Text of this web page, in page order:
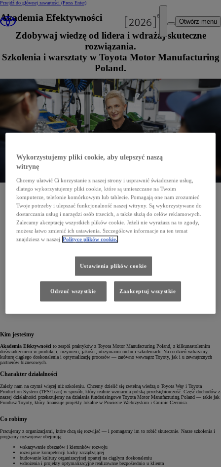
Przejdź do głównej zawartości (Press Enter)
Otwórz menu
Akademia Efektywności
Zdobywaj wiedzę od lidera i wdrażaj skuteczne
rozwiązania.
Szkolenia i warsztaty w Toyota Motor Manufacturing
Poland.
Kim jesteśmy
Akademia Efektywności to zespół praktyków z Toyota Motor Manufacturing Poland, z kilkunastoletnim
doświadczeniem w produkcji, inżynierii, jakości, utrzymaniu ruchu i szkoleniach. Na co dzień wdrażamy
kulturę ciągłego doskonalenia i optymalizację procesów — zarówno wewnątrz Toyoty, jak i u zewnętrznych
partnerów biznesowych.
Charakter działalności
Zależy nam na czymś więcej niż szkoleniu. Chcemy dzielić się rzetelną wiedzą o Toyota Way i Toyota
Production System (TPS/Lean) w sposób, który realnie wzmacnia polską przedsiębiorczość. Część dochodów z
naszej działalności przekazujemy na działania fundraisingowe Toyota Motor Manufacturing Poland — takie jak
Fundusz Toyoty, który finansuje projekty lokalne w Powiecie Wałbrzyskim i Gminie Czernica.
Co robimy
Pracujemy z organizacjami, które chcą się rozwijać — i pomagamy im to robić skutecznie. Nasze szkolenia i
programy rozwojowe obejmują:
wskazywanie obszarów i kierunków rozwoju
rozwijanie kompetencji kadry zarządzającej
budowanie kultury organizacyjnej opartej na ciągłym doskonaleniu
wdrożenia i projekty optymalizacyjne realizowane bezpośrednio u klienta
Wykorzystujemy pliki cookie, aby ulepszyć naszą
witrynę
Chcemy ułatwić Ci korzystanie z naszej strony i usprawnić świadczenie usług,
dlatego wykorzystujemy pliki cookie, które są umieszczane na Twoim
komputerze, telefonie komórkowym lub tablecie. Pomagają one nam zrozumieć
Twoje potrzeby i ulepszać funkcjonalność naszej witryny. Są wykorzystywane do
dostarczania usług i narzędzi osób trzecich, a także służą do celów reklamowych.
Zalecamy akceptację wszystkich plików cookie. Jeżeli nie wyrażasz na to zgody,
możesz łatwo zmienić ich ustawienia. Szczegółowe informacje na ten temat
znajdziesz w naszej Polityce plików cookie.
Ustawienia plików cookie
Odrzuć wszystkie Zaakceptuj wszystkie